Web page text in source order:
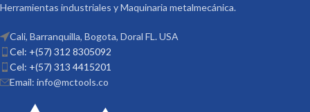
Herramientas industriales y Maquinaria metalmecánica.
Cali, Barranquilla, Bogota, Doral FL. USA
Cel: +(57) 312 8305092
Cel: +(57) 313 4415201
Email: info@mctools.co